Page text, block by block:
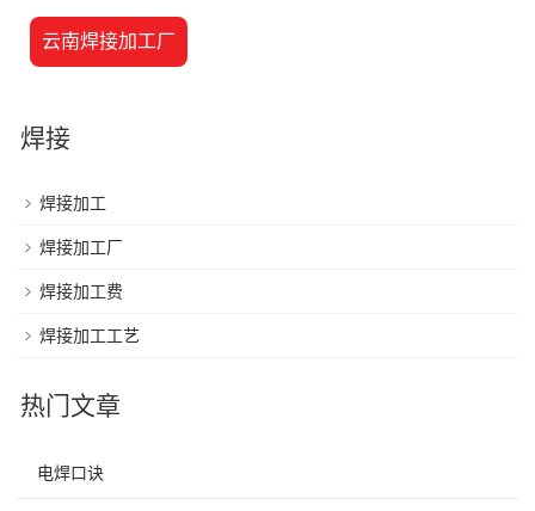
云南焊接加工厂
焊接
焊接加工
焊接加工厂
焊接加工费
焊接加工工艺
热门文章
电焊口诀